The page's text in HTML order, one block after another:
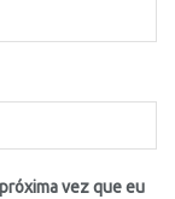
vez que eu